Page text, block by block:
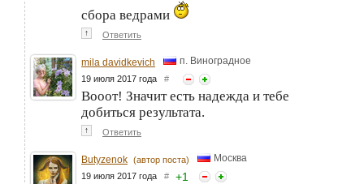
сбора ведрами
↑ Ответить
mila davidkevich п. Виноградное
19 июля 2017 года #
Вооот! Значит есть надежда и тебе
добиться результата.
↑ Ответить
Butyzenok (автор поста) Москва
19 июля 2017 года # +1